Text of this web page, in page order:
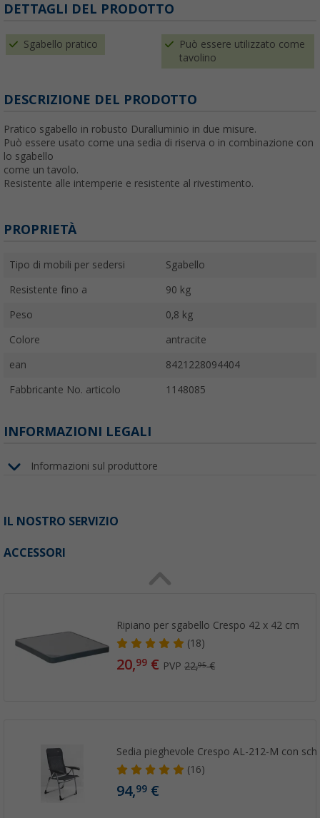
DETTAGLI DEL PRODOTTO
Sgabello pratico
Può essere utilizzato come
tavolino
DESCRIZIONE DEL PRODOTTO
Pratico sgabello in robusto Duralluminio in due misure.
Può essere usato come una sedia di riserva o in combinazione con
lo sgabello
come un tavolo.
Resistente alle intemperie e resistente al rivestimento.
PROPRIETÀ
Tipo di mobili per sedersi Sgabello
Resistente fino a 90 kg
Peso 0,8 kg
Colore antracite
ean 8421228094404
Fabbricante No. articolo 1148085
INFORMAZIONI LEGALI
Informazioni sul produttore
IL NOSTRO SERVIZIO
ACCESSORI
Ripiano per sgabello Crespo 42 x 42 cm
(18)
20,99 € PVP22,95€
Sedia pieghevole Crespo AL-212-M con
(16)
94,99 €